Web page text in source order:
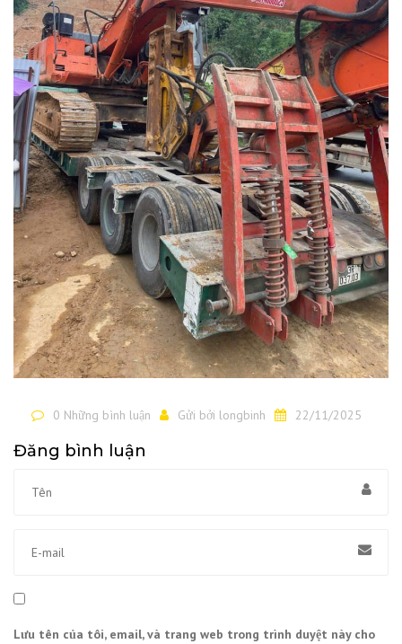
0 Những bình luận Gửi bởi longbinh 22/11/2025
Đăng bình luận
Lưu tên của tôi, email, và trang web trong trình duyệt này cho